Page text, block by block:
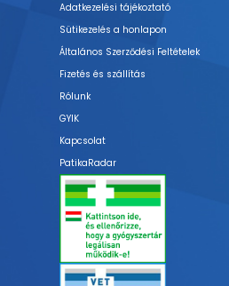
Adatkezelési tájékoztató
Sütikezelés a honlapon
Általános Szerződési Feltételek
Fizetés és szállítás
Rólunk
GYIK
Kapcsolat
PatikaRadar